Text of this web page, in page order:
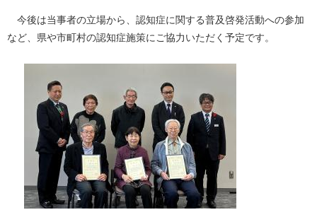
今後は当事者の立場から、認知症に関する普及啓発活動への参加
など、県や市町村の認知症施策にご協力いただく予定です。